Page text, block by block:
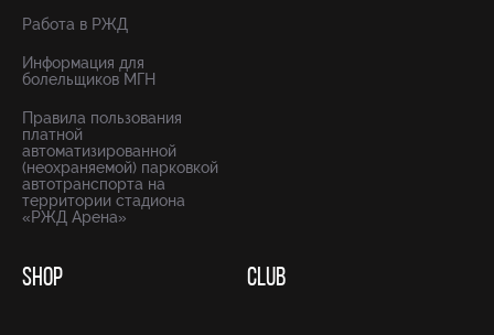
Работа в РЖД
Информация для
болельщиков МГН
Правила пользования
платной
автоматизированной
(неохраняемой) парковкой
автотранспорта на
территории стадиона
«РЖД Арена»
SHOP CLUB